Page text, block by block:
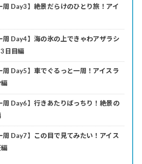
周 Day3】絶景だらけのひとり旅！アイ
周 Day4】海の氷の上できゃわアザラシ
日目編
周 Day5】車でぐるっと一周！アイスラ
周 Day6】行きあたりばっちり！絶景の
周 Day7】この目で見てみたい！アイス